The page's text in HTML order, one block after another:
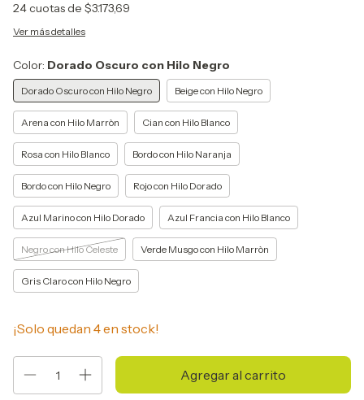
24cuotas de $3.173,69
Ver más detalles
Color: Dorado Oscuro con Hilo Negro
Dorado Oscuro con Hilo Negro Beige con Hilo Negro
Arena con Hilo Marròn Cian con Hilo Blanco
Rosa con Hilo Blanco Bordo con Hilo Naranja
Bordo con Hilo Negro Rojo con Hilo Dorado
Azul Marino con Hilo Dorado Azul Francia con Hilo Blanco
Negro con Hilo Celeste Verde Musgo con Hilo Marròn
Gris Claro con Hilo Negro
¡Solo quedan 4en stock!